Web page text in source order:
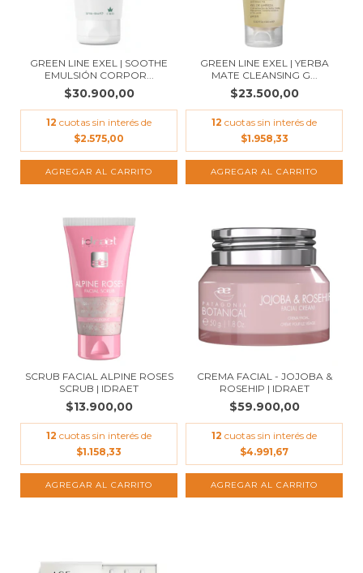
GREEN LINE EXEL | SOOTHE
EMULSIÓN CORPOR...
$30.900,00
12 cuotas sin interés de
$2.575,00
GREEN LINE EXEL | YERBA
MATE CLEANSING G...
$23.500,00
12 cuotas sin interés de
$1.958,33
SCRUB FACIAL ALPINE ROSES
SCRUB | IDRAET
$13.900,00
12 cuotas sin interés de
$1.158,33
CREMA FACIAL - JOJOBA &
ROSEHIP | IDRAET
$59.900,00
12 cuotas sin interés de
$4.991,67